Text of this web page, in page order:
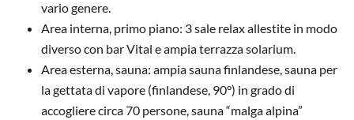
vario genere.
Area interna, primo piano: 3 sale relax allestite in modo
diverso con bar Vital e ampia terrazza solarium.
Area esterna, sauna: ampia sauna finlandese, sauna per
la gettata di vapore (finlandese, 90°) in grado di
accogliere circa 70 persone, sauna “malga alpina”